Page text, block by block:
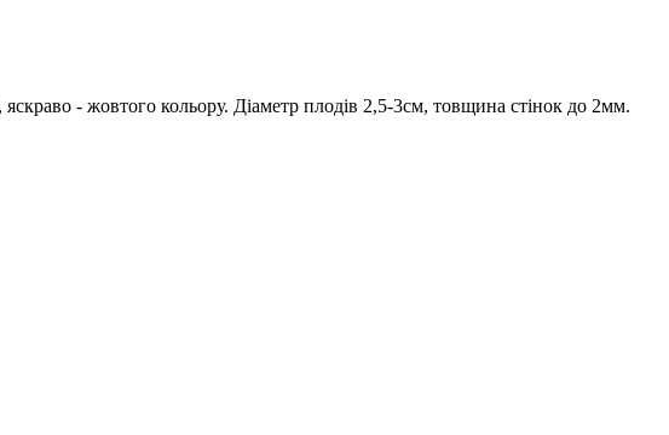
- жовтого кольору. Діаметр плодів 2,5-3см, товщина стінок до 2мм.